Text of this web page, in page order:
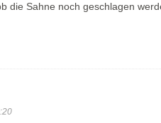
die Sahne noch geschlagen